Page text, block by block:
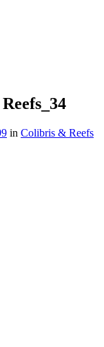
in Colibris & Reefs